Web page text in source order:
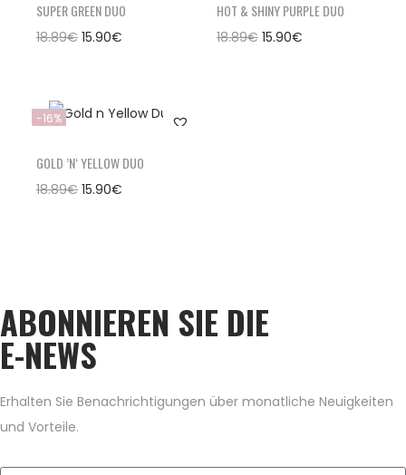
SUPER GREEN DUO
18.89€ 15.90€
HOT & SHINY PURPLE DUO
18.89€ 15.90€
-16%
GOLD ’N‘ YELLOW DUO
18.89€ 15.90€
ABONNIEREN SIE DIE
E-NEWS
Erhalten Sie Benachrichtigungen über monatliche Neuigkeiten
und Vorteile.